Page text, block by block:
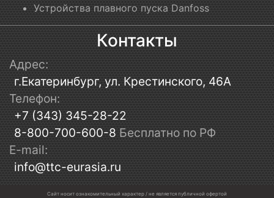
Устройства плавного пуска Danfoss
Контакты
Адрес:
г.Екатеринбург, ул. Крестинского, 46А
Телефон:
+7 (343) 345-28-22
8-800-700-600-8 Бесплатно по РФ
E-mail:
info@ttc-eurasia.ru
Сайт носит ознакомительный характер / не является публичной офертой